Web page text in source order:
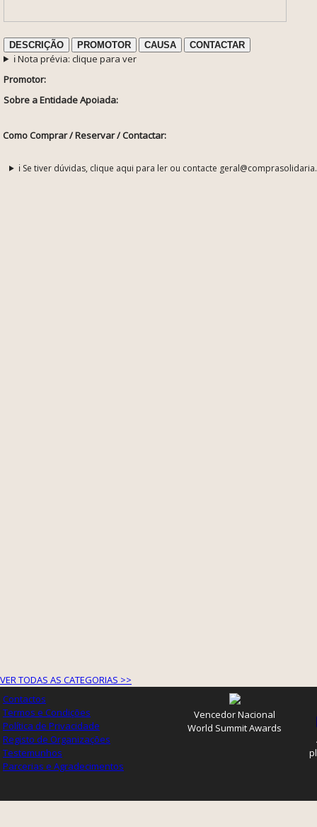
DESCRIÇÃO PROMOTOR CAUSA CONTACTAR
ℹ️ Nota prévia: clique para ver
Promotor:
Sobre a Entidade Apoiada:
Como Comprar / Reservar / Contactar:
ℹ️ Se tiver dúvidas, clique aqui para ler ou contacte
VER TODAS AS CATEGORIAS >>
Contactos
Termos e Condições
Política de Privacidade
Registo de Organizações
Testemunhos
Parcerias e Agradecimentos
Vencedor Nacional
World Summit Awards